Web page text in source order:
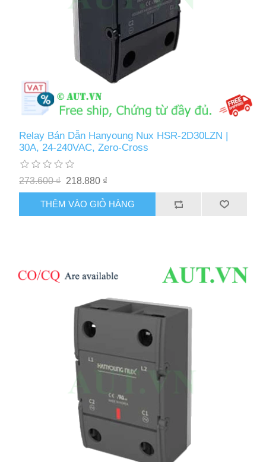
Relay Bán Dẫn Hanyoung Nux HSR-2D30LZN |
30A, 24-240VAC, Zero-Cross
273.600 ₫ 218.880 ₫
THÊM VÀO GIỎ HÀNG